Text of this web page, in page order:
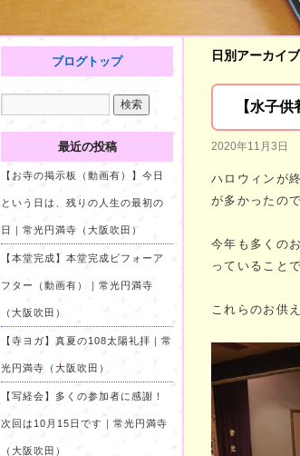
日別アーカイ
【水子
2020年11月3日
ハロウィンが
が多かったの
今年も多くの
っていること
これらのお供
ブログトップ
最近の投稿
【お寺の掲示板（動画有）】今日
という日は、残りの人生の最初の
日｜常光円満寺（大阪吹田）
【本堂完成】本堂完成ビフォーア
フター（動画有）｜常光円満寺
（大阪吹田）
【寺ヨガ】真夏の108太陽礼拝｜常
光円満寺（大阪吹田）
【写経会】多くの参加者に感謝！
次回は10月15日です｜常光円満寺
（大阪吹田）